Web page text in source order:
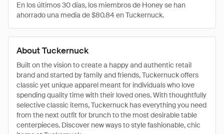
About Tuckernuck
Built on the vision to create a happy and authentic retail
brand and started by family and friends, Tuckernuck offers
classic yet unique apparel meant for individuals who love
spending quality time with their loved ones. With thoughtfully
selective classic items, Tuckernuck has everything you need
from the next outfit for brunch to the most desirable table
centerpieces. Discover new ways to style fashionable, chic
En los últimos 30 días, los miembros de Honey se han
ahorrado una media de $80.84 en Tuckernuck.